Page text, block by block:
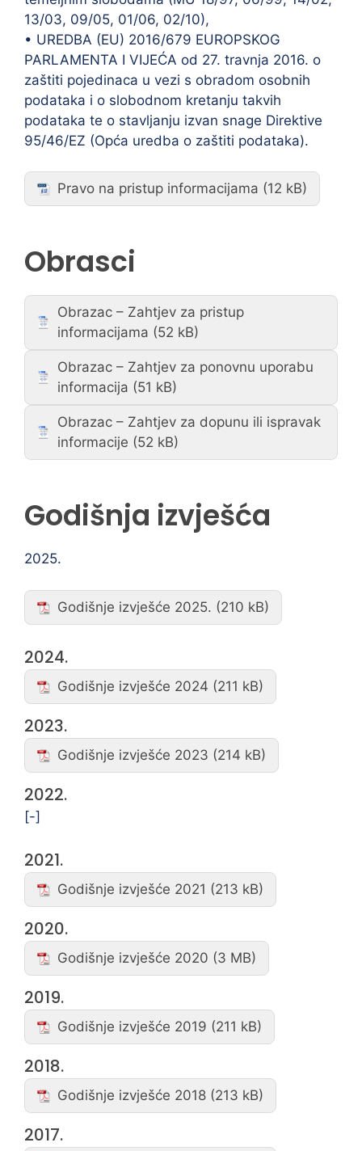
13/03, 09/05, 01/06, 02/10),
• UREDBA (EU) 2016/679 EUROPSKOG
PARLAMENTA I VIJEĆA od 27. travnja 2016. o
zaštiti pojedinaca u vezi s obradom osobnih
podataka i o slobodnom kretanju takvih
podataka te o stavljanju izvan snage Direktive
95/46/EZ (Opća uredba o zaštiti podataka).
Pravo na pristup informacijama
Obrasci
Obrazac – Zahtjev za pristup
informacijama
Obrazac – Zahtjev za ponovnu uporabu
informacija
Obrazac – Zahtjev za dopunu ili ispravak
informacije
Godišnja izvješća
2025.
Godišnje izvješće 2025.
2024.
Godišnje izvješće 2024
2023.
Godišnje izvješće 2023
2022.
[-]
2021.
Godišnje izvješće 2021
2020.
Godišnje izvješće 2020
2019.
Godišnje izvješće 2019
2018.
Godišnje izvješće 2018
2017.